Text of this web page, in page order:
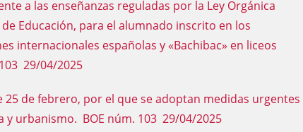
a las enseñanzas reguladas por la Ley Orgánica
Educación, para el alumnado inscrito en los
internacionales españolas y «Bachibac» en liceos
29/04/2025
25 de febrero, por el que se adoptan medidas urgentes
y urbanismo. BOE núm. 103 29/04/2025